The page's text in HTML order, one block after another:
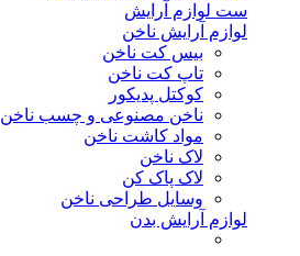
ست لوازم آرایش
لوازم آرایش ناخن
بیس کت ناخن
تاپ کت ناخن
کوکتل پدیکور
ناخن مصنوعی و چسب ناخن
مواد کاشت ناخن
لاک ناخن
لاک پاک کن
وسایل طراحی ناخن
لوازم آرایش بدن